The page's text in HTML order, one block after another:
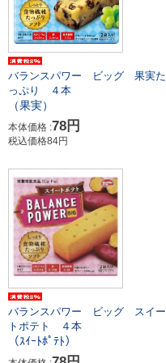
バランスパワー ビッグ 果実た
っぷり ４本
（果実）
本体価格 :78円
税込価格84円
バランスパワー ビッグ スイー
トポテト ４本
（ｽｲｰﾄﾎﾟﾃﾄ）